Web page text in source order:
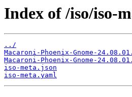
Index of /iso/iso-
../
Macaroni-Phoenix-Gnome-
Macaroni-Phoenix-Gnome-
iso-meta.json
iso-meta.yaml